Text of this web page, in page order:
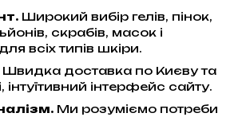
Широкий вибір гелів, пінок,
скрабів, масок і
всіх типів шкіри.
Швидка доставка по Києву та
інтуїтивний інтерфейс сайту.
Ми розуміємо потреби